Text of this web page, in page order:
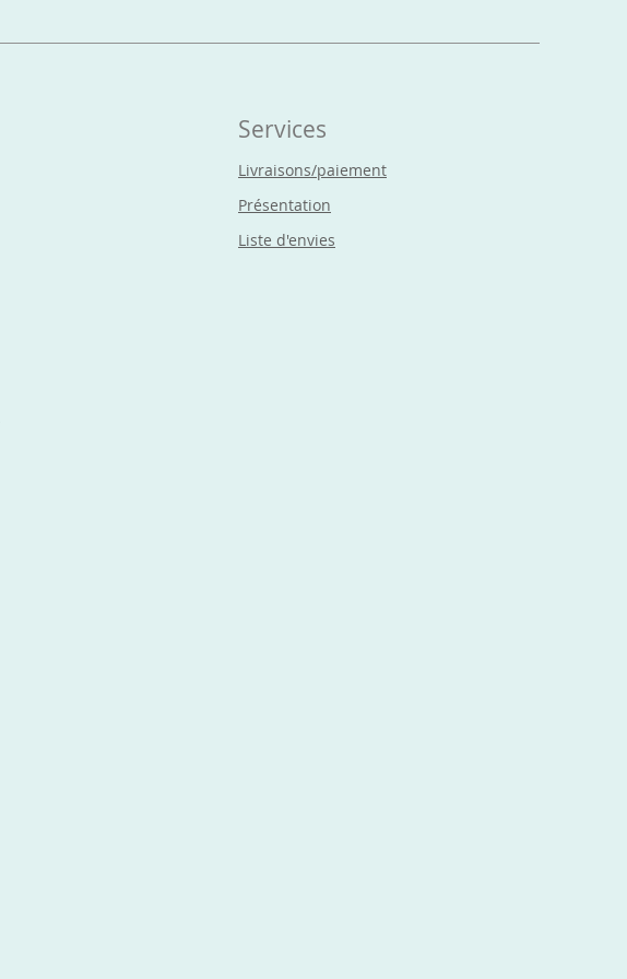
Services
Livraisons/paiement
Présentation
Liste d'envies